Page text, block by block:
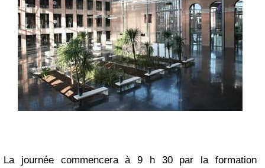
La journée commencera à 9 h 30 par la formation